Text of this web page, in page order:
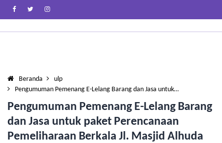
Beranda
ulp
Pengumuman Pemenang E-Lelang Barang dan Jasa untuk…
Pengumuman Pemenang E-Lelang Barang
dan Jasa untuk paket Perencanaan
Pemeliharaan Berkala Jl. Masjid Alhuda